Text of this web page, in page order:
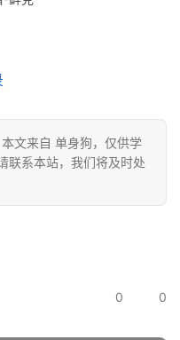
文来自 单身狗，仅供学
联系本站，我们将及时处
0 0